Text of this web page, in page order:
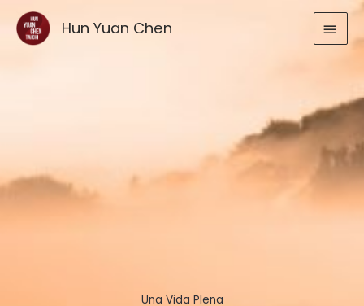
contenido
Hun Yuan Chen
Una Vida Plena